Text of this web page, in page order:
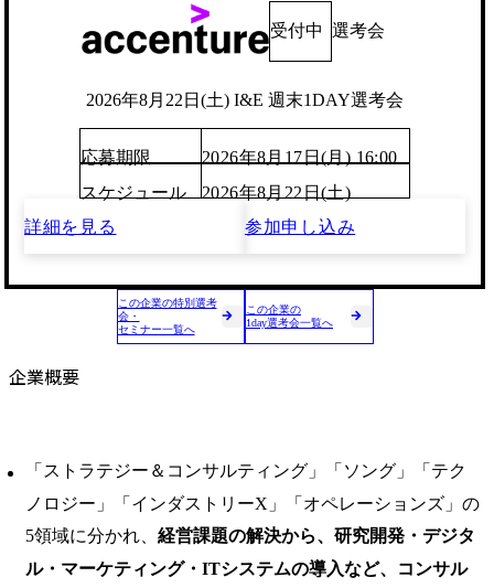
受付中 選考会
2026年8月22日(土) I&E 週末1DAY選考会
応募期限
2026年8月17日(月) 16:00
スケジュール
2026年8月22日(土)
詳細を見る
参加申し込み
この企業の特別選考
会・
セミナー一覧へ
この企業の
1day選考会一覧へ
企業概要
「ストラテジー＆コンサルティング」「ソング」「テク
ノロジー」「インダストリーX」「オペレーションズ」の
5領域に分かれ、 経営課題の解決から、研究開発・デジタ
ル・マーケティング・ITシステムの導入など、コンサル